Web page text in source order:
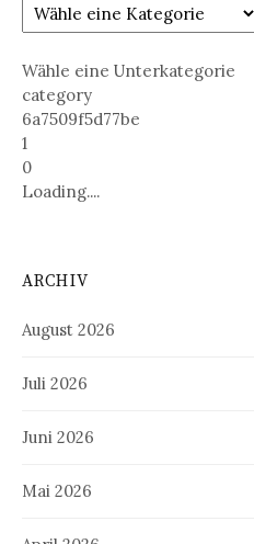
Wähle eine Unterkategorie
category
6a7509f5d77be
1
0
Loading....
ARCHIV
August 2026
Juli 2026
Juni 2026
Mai 2026